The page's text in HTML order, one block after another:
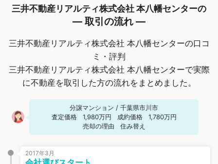
三井不動産リアルティ株式会社 本八幡センターの
― 取引の流れ ―
三井不動産リアルティ株式会社 本八幡センターの口コ
ミ・評判
三井不動産リアルティ株式会社 本八幡センターで実際
に不動産を取引した方の流れをまとめました。
分譲マンション / 千葉県市川市
査定価格
1,980万円 成約価格
1,780万円
売却の理由
住み替え
2017年3月